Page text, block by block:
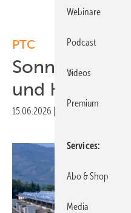
PTC
Sonnens
und Kälte
15.06.2026
Webinare
Podcast
Videos
Premium
Services
Abo & Shop
Media